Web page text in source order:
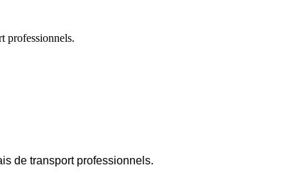
professionnels.
de transport professionnels.